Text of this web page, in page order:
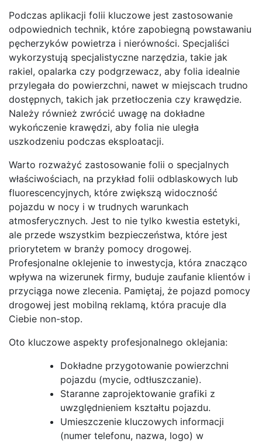
Podczas aplikacji folii kluczowe jest zastosowanie
odpowiednich technik, które zapobiegną powstawaniu
pęcherzyków powietrza i nierówności. Specjaliści
wykorzystują specjalistyczne narzędzia, takie jak
rakiel, opalarka czy podgrzewacz, aby folia idealnie
przylegała do powierzchni, nawet w miejscach trudno
dostępnych, takich jak przetłoczenia czy krawędzie.
Należy również zwrócić uwagę na dokładne
wykończenie krawędzi, aby folia nie uległa
uszkodzeniu podczas eksploatacji.
Warto rozważyć zastosowanie folii o specjalnych
właściwościach, na przykład folii odblaskowych lub
fluorescencyjnych, które zwiększą widoczność
pojazdu w nocy i w trudnych warunkach
atmosferycznych. Jest to nie tylko kwestia estetyki,
ale przede wszystkim bezpieczeństwa, które jest
priorytetem w branży pomocy drogowej.
Profesjonalne oklejenie to inwestycja, która znacząco
wpływa na wizerunek firmy, buduje zaufanie klientów i
przyciąga nowe zlecenia. Pamiętaj, że pojazd pomocy
drogowej jest mobilną reklamą, która pracuje dla
Ciebie non-stop.
Oto kluczowe aspekty profesjonalnego oklejania:
Dokładne przygotowanie powierzchni
pojazdu (mycie, odtłuszczanie).
Staranne zaprojektowanie grafiki z
uwzględnieniem kształtu pojazdu.
Umieszczenie kluczowych informacji
(numer telefonu, nazwa, logo) w